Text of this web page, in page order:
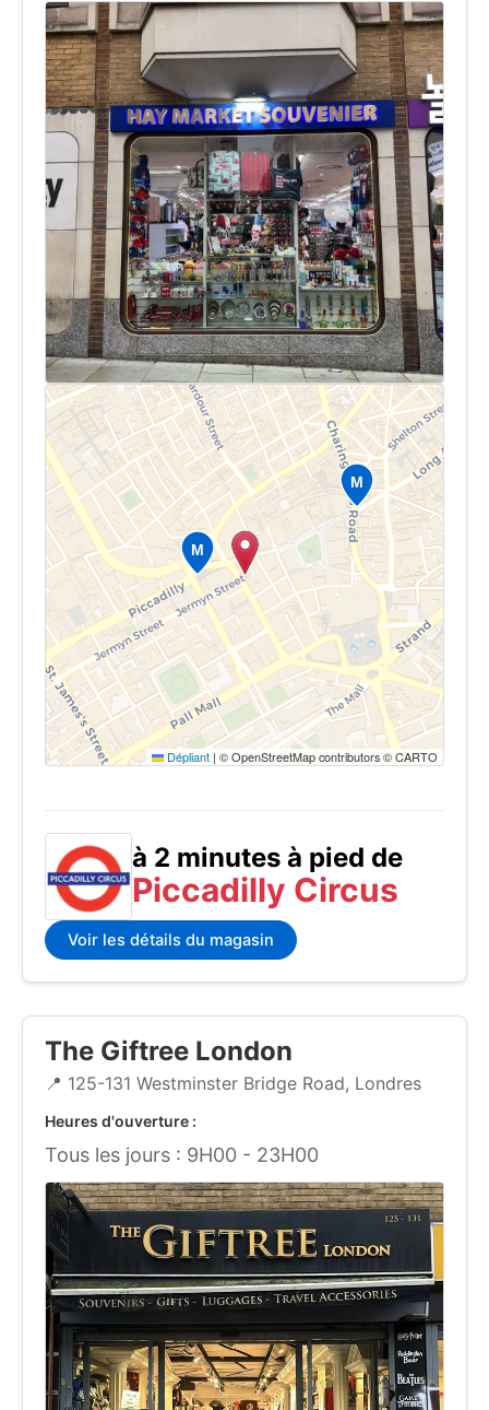
Dépliant | © OpenStreetMap contributors © CARTO
à 2 minutes à pied de
Piccadilly Circus
Voir les détails du magasin
The Giftree London
📍 125-131 Westminster Bridge Road, Londres
Heures d'ouverture :
Tous les jours : 9H00 - 23H00